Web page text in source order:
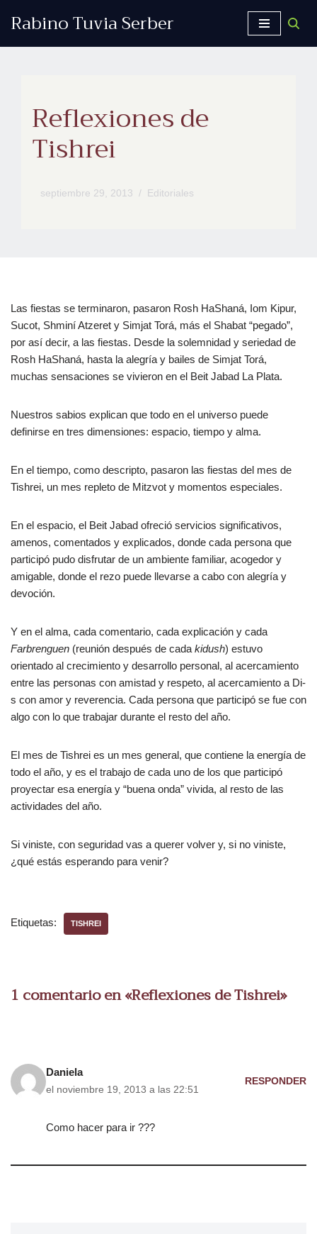
Rabino Tuvia Serber
Reflexiones de
Tishrei
septiembre 29, 2013 Editoriales
Las fiestas se terminaron, pasaron Rosh HaShaná, Iom Kipur,
Sucot, Shminí Atzeret y Simjat Torá, más el Shabat “pegado”,
por así decir, a las fiestas. Desde la solemnidad y seriedad de
Rosh HaShaná, hasta la alegría y bailes de Simjat Torá,
muchas sensaciones se vivieron en el Beit Jabad La Plata.
Nuestros sabios explican que todo en el universo puede
definirse en tres dimensiones: espacio, tiempo y alma.
En el tiempo, como descripto, pasaron las fiestas del mes de
Tishrei, un mes repleto de Mitzvot y momentos especiales.
En el espacio, el Beit Jabad ofreció servicios significativos,
amenos, comentados y explicados, donde cada persona que
participó pudo disfrutar de un ambiente familiar, acogedor y
amigable, donde el rezo puede llevarse a cabo con alegría y
devoción.
Y en el alma, cada comentario, cada explicación y cada
Farbrenguen (reunión después de cada kidush) estuvo
orientado al crecimiento y desarrollo personal, al acercamiento
entre las personas con amistad y respeto, al acercamiento a Di-
s con amor y reverencia. Cada persona que participó se fue con
algo con lo que trabajar durante el resto del año.
El mes de Tishrei es un mes general, que contiene la energía de
todo el año, y es el trabajo de cada uno de los que participó
proyectar esa energía y “buena onda” vivida, al resto de las
actividades del año.
Si viniste, con seguridad vas a querer volver y, si no viniste,
¿qué estás esperando para venir?
Etiquetas: TISHREI
1 comentario en «Reflexiones de Tishrei»
Daniela
el noviembre 19, 2013 a las 22:51
RESPONDER
Como hacer para ir ???